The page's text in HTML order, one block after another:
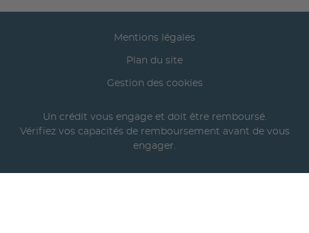
Mentions légales
Plan du site
Gestion des cookies
Un crédit vous engage et doit être remboursé.
Vérifiez vos capacités de remboursement avant de vous
engager.